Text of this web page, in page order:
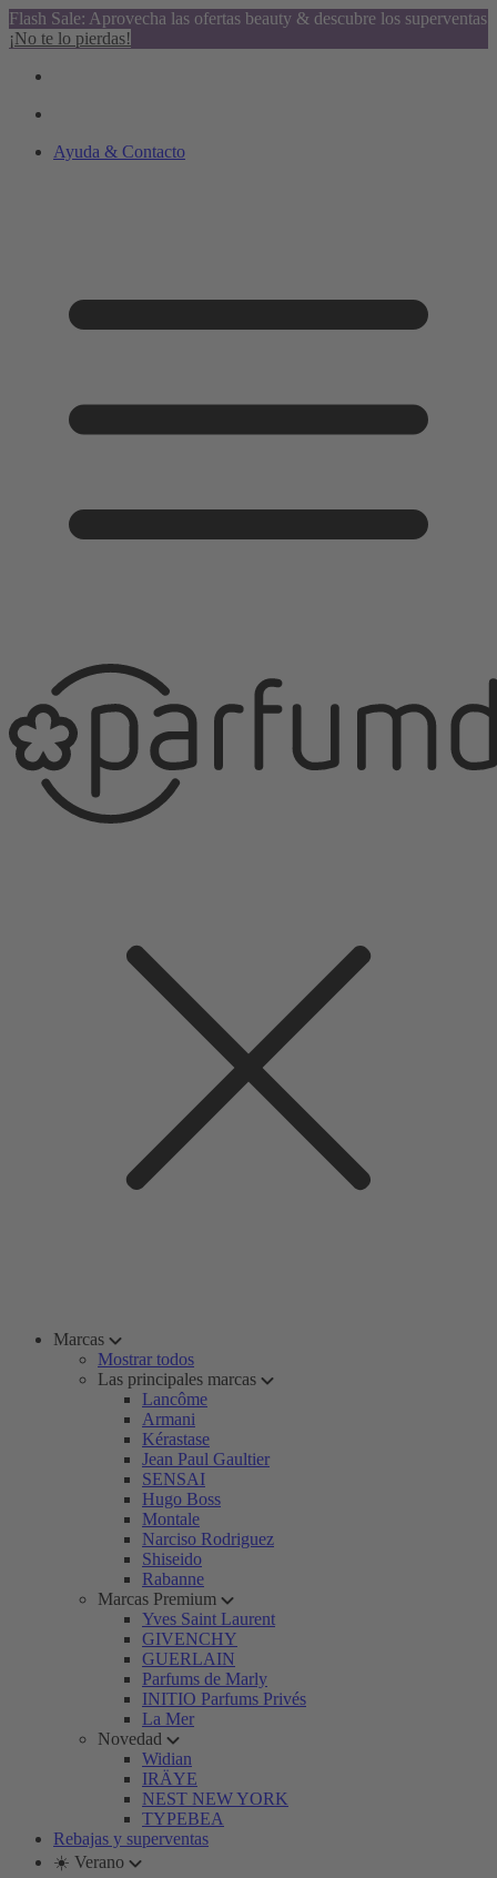
Flash Sale: Aprovecha las ofertas beauty & descubre los superventas
¡No te lo pierdas!
Ayuda & Contacto
Marcas
Mostrar todos
Las principales marcas
Lancôme
Armani
Kérastase
Jean Paul Gaultier
SENSAI
Hugo Boss
Montale
Narciso Rodriguez
Shiseido
Rabanne
Marcas Premium
Yves Saint Laurent
GIVENCHY
GUERLAIN
Parfums de Marly
INITIO Parfums Privés
La Mer
Novedad
Widian
IRÄYE
NEST NEW YORK
TYPEBEA
Rebajas y superventas
☀️ Verano